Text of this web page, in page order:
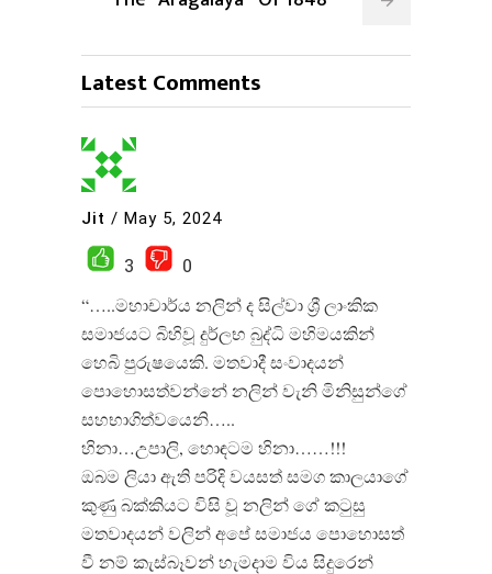
Latest Comments
Jit / May 5, 2024
3
0
“…..මහාචාර්ය නලින් ද සිල්වා ශ්‍රී ලාංකික
සමාජයට බිහිවූ දුර්ලභ බුද්ධි මහිමයකින්
හෙබි පුරුෂයෙකි. මතවාදී සංවාදයන්
පොහොසත්වන්නේ නලින් වැනි මිනිසුන්ගේ
සහභාගිත්වයෙනි…..
හිනා…උපාලි, හොඳටම හිනා……!!!
ඔබම ලියා ඇති පරිදි වයසත් සමග කාලයාගේ
කුණු බක්කියට විසි වූ නලින් ගේ කටුසු
මතවාදයන් වලින් අපේ සමාජය පොහොසත්
වී නම් කැස්බෑවන් හැමදාම විය සිදුරෙන්